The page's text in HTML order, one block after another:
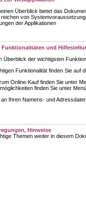
Überblick bietet das
von
der Applikationen
Funktionalitäten und
Überblick der wichtigsten
Funktionalität finden Sie auf
Online-Kauf finden Sie unter
finden Sie unter
Ihren Namens- und
Hinweise
Themen weder in diesem